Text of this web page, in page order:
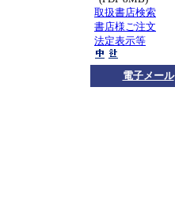
取扱書店検索
書店様ご注文
法定表示等
電子メール